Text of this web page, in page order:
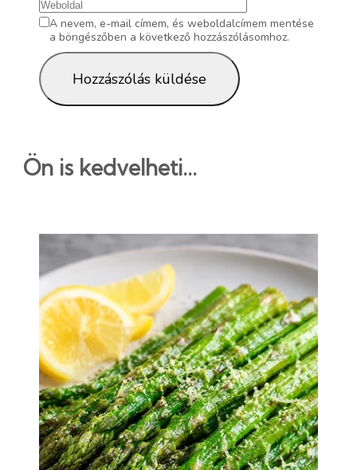
A nevem, e-mail címem, és weboldalcímem mentése
a böngészőben a következő hozzászólásomhoz.
Ön is kedvelheti...